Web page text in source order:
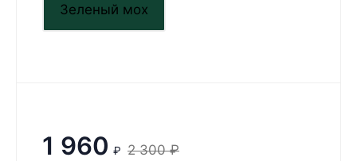
Зеленый мох
1 960 ₽ 2 300 ₽